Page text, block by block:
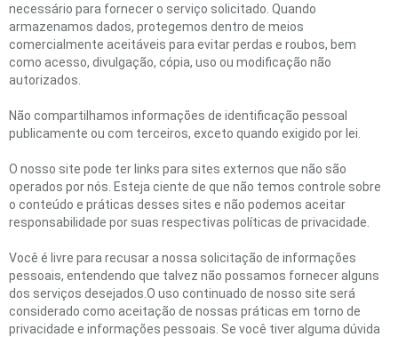
necessário para fornecer o serviço solicitado. Quando
armazenamos dados, protegemos dentro de meios
comercialmente aceitáveis ​​para evitar perdas e roubos, bem
como acesso, divulgação, cópia, uso ou modificação não
autorizados.
Não compartilhamos informações de identificação pessoal
publicamente ou com terceiros, exceto quando exigido por lei.
O nosso site pode ter links para sites externos que não são
operados por nós. Esteja ciente de que não temos controle sobre
o conteúdo e práticas desses sites e não podemos aceitar
responsabilidade por suas respectivas políticas de privacidade.
Você é livre para recusar a nossa solicitação de informações
pessoais, entendendo que talvez não possamos fornecer alguns
dos serviços desejados.O uso continuado de nosso site será
considerado como aceitação de nossas práticas em torno de
privacidade e informações pessoais. Se você tiver alguma dúvida